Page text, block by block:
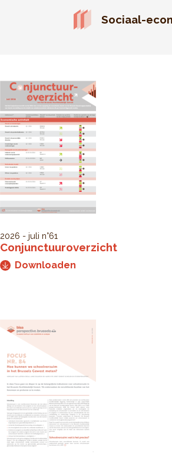
Sociaal-
2026 - juli n°61
Conjunctuuroverzicht
Downloaden